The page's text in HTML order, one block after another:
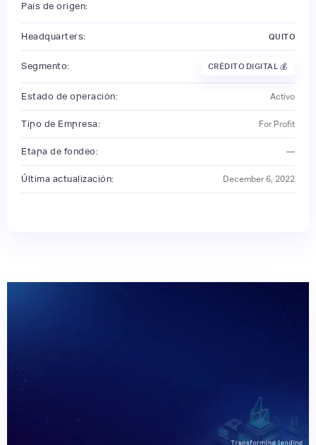
País de origen:
Headquarters: QUITO
Segmento: CRÉDITO DIGITAL 💰
Estado de operación: Activo
Tipo de Empresa: For Profit
Etapa de fondeo: —
Última actualización: December 6, 2022